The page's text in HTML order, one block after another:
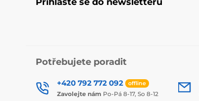
Potřebujete poradit
+420 792 772 092 offline
Zavolejte nám Po-Pá 8-17, So 8-12